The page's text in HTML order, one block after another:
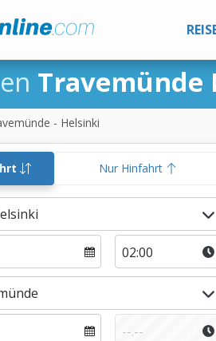
Travemünde
- Helsinki
Nur Hinfahrt